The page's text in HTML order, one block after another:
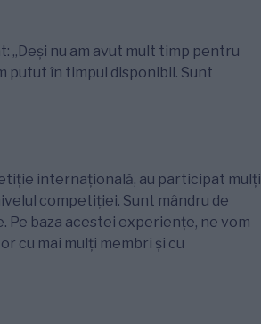
„Deși nu am avut mult timp pentru
putut în timpul disponibil. Sunt
internațională, au participat mulți
competiției. Sunt mândru de
baza acestei experiențe, ne vom
cu mai mulți membri și cu